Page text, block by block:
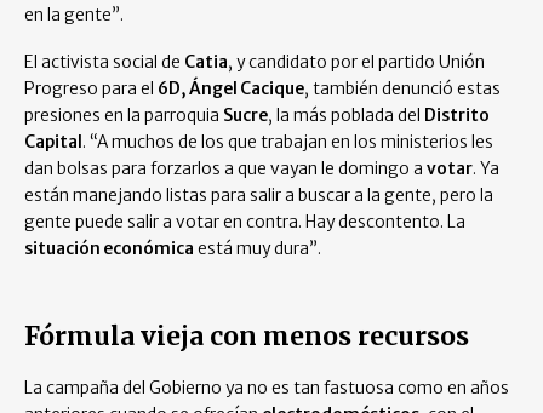
en la gente”.
El activista social de Catia, y candidato por el partido Unión
Progreso para el 6D, Ángel Cacique, también denunció estas
presiones en la parroquia Sucre, la más poblada del Distrito
Capital. “A muchos de los que trabajan en los ministerios les
dan bolsas para forzarlos a que vayan le domingo a votar. Ya
están manejando listas para salir a buscar a la gente, pero la
gente puede salir a votar en contra. Hay descontento. La
situación económica está muy dura”.
Fórmula vieja con menos recursos
La campaña del Gobierno ya no es tan fastuosa como en años